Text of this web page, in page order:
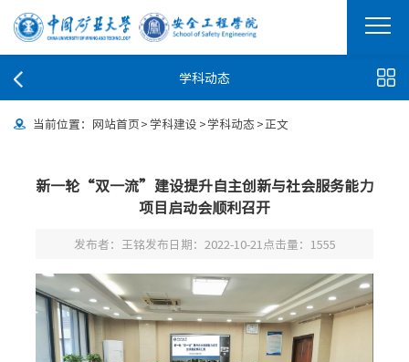
学科动态
当前位置： 网站首页>学科建设 >学科动态 >正文
新一轮“双一流”建设提升自主创新与社会服务能力
项目启动会顺利召开
发布者：王铭发布日期：2022-10-21 点击量： 1555